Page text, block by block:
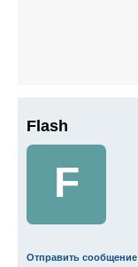
Flash
F
Отправить сообщение